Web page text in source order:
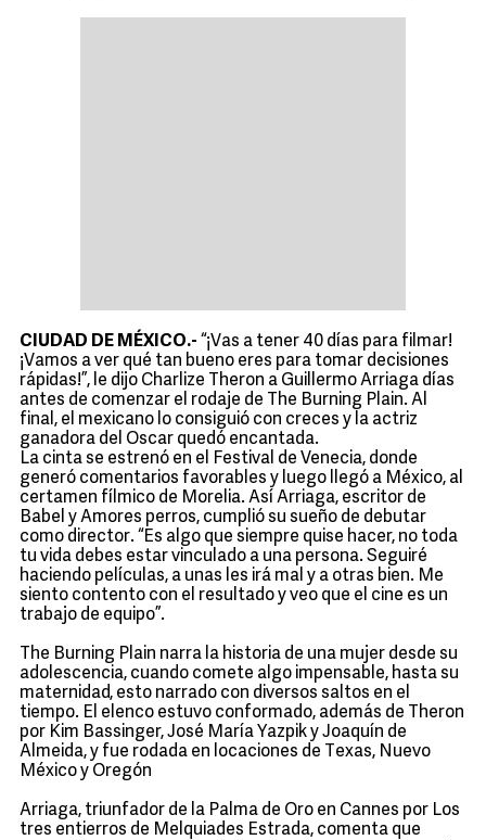
CIUDAD DE MÉXICO.- “¡Vas a tener 40 días para filmar!
¡Vamos a ver qué tan bueno eres para tomar decisiones
rápidas!”, le dijo Charlize Theron a Guillermo Arriaga días
antes de comenzar el rodaje de The Burning Plain. Al
final, el mexicano lo consiguió con creces y la actriz
ganadora del Oscar quedó encantada.
La cinta se estrenó en el Festival de Venecia, donde
generó comentarios favorables y luego llegó a México, al
certamen fílmico de Morelia. Así Arriaga, escritor de
Babel y Amores perros, cumplió su sueño de debutar
como director. “Es algo que siempre quise hacer, no toda
tu vida debes estar vinculado a una persona. Seguiré
haciendo películas, a unas les irá mal y a otras bien. Me
siento contento con el resultado y veo que el cine es un
trabajo de equipo”.
The Burning Plain narra la historia de una mujer desde su
adolescencia, cuando comete algo impensable, hasta su
maternidad, esto narrado con diversos saltos en el
tiempo. El elenco estuvo conformado, además de Theron
por Kim Bassinger, José María Yazpik y Joaquín de
Almeida, y fue rodada en locaciones de Texas, Nuevo
México y Oregón
Arriaga, triunfador de la Palma de Oro en Cannes por Los
tres entierros de Melquiades Estrada, comenta que